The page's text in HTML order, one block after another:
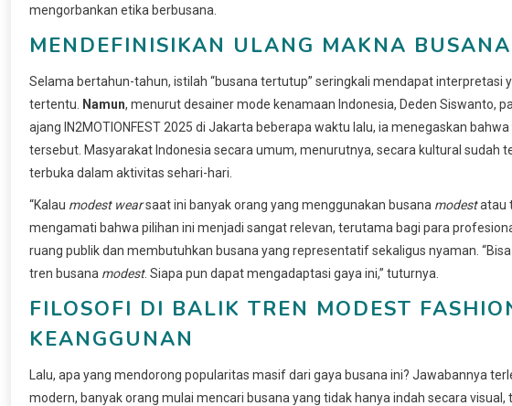
mengorbankan etika berbusana.
MENDEFINISIKAN ULANG MAKNA
Selama bertahun-tahun, istilah “busana tertutup” seringkali mendapat
tertentu.
Namun, menurut desainer mode kenamaan Indonesia, Deden Siswanto,
ajang IN2MOTIONFEST 2025 di Jakarta beberapa waktu lalu, ia menegaskan bahwa
tersebut. Masyarakat Indonesia secara umum, menurutnya, secara kultural sudah
terbuka dalam aktivitas sehari-hari.
“Kalau modest wearsaat ini banyak orang yang menggunakan busana modestatau
mengamati bahwa pilihan ini menjadi sangat relevan, terutama bagi para
ruang publik dan membutuhkan busana yang representatif sekaligus nyaman.
tren busana modest. Siapa pun dapat mengadaptasi gaya ini,” tuturnya.
FILOSOFI DI BALIK TREN MODEST
KEANGGUNAN
Lalu, apa yang mendorong popularitas masif dari gaya busana ini? Jawabannya
modern, banyak orang mulai mencari busana yang tidak hanya indah secara